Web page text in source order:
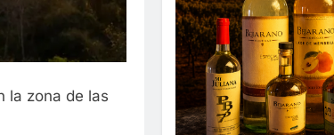
la zona de las